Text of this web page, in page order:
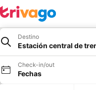
Destino
Estación central de
Check-in/out
Fechas